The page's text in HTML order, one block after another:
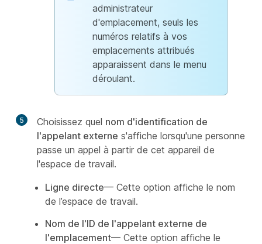
administrateur
d'emplacement, seuls les
numéros relatifs à vos
emplacements attribués
apparaissent dans le menu
déroulant.
5 Choisissez quel nom d'identification de
l'appelant externe s'affiche lorsqu'une personne
passe un appel à partir de cet appareil de
l'espace de travail.
Ligne directe— Cette option affiche le nom
de l’espace de travail.
Nom de l'ID de l'appelant externe de
l'emplacement— Cette option affiche le